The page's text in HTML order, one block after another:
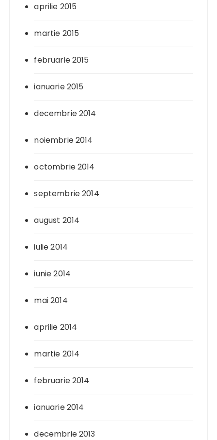
aprilie 2015
martie 2015
februarie 2015
ianuarie 2015
decembrie 2014
noiembrie 2014
octombrie 2014
septembrie 2014
august 2014
iulie 2014
iunie 2014
mai 2014
aprilie 2014
martie 2014
februarie 2014
ianuarie 2014
decembrie 2013